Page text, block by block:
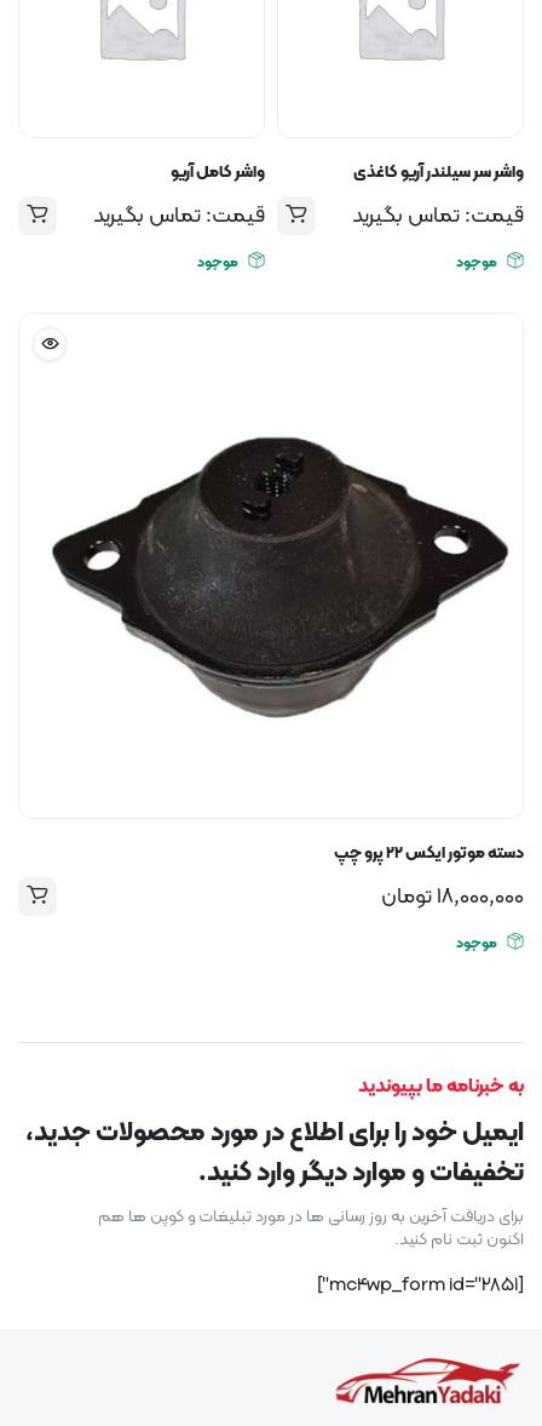
واشر سر سیلندر آریو کاغذی
قیمت: تماس بگیرید
موجود
واشر کامل آریو
قیمت: تماس بگیرید
موجود
دسته موتور ایکس ۲۲ پرو چپ
18,000,000تومان
موجود
به خبرنامه ما بپیوندید
ایمیل خود را برای اطلاع در مورد محصولات جدید،
تخفیفات و موارد دیگر وارد کنید.
برای دریافت آخرین به روز رسانی ها در مورد تبلیغات و کوپن ها هم
اکنون ثبت نام کنید.
[mc4wp_form id="2851"]